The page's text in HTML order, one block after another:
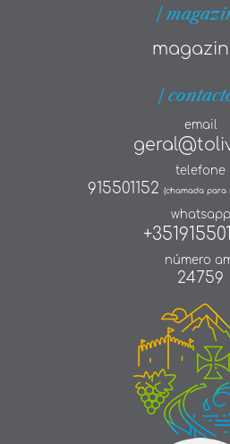
|
|
email
telefone
915501152 (chamada para
whatsapp
número
24759